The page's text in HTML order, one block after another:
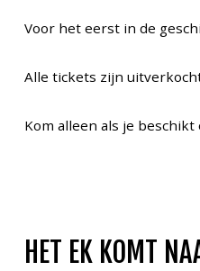
Puller of the day
Voor het eerst in de
Alle tickets zijn
Kom alleen als je
HET EK KOMT